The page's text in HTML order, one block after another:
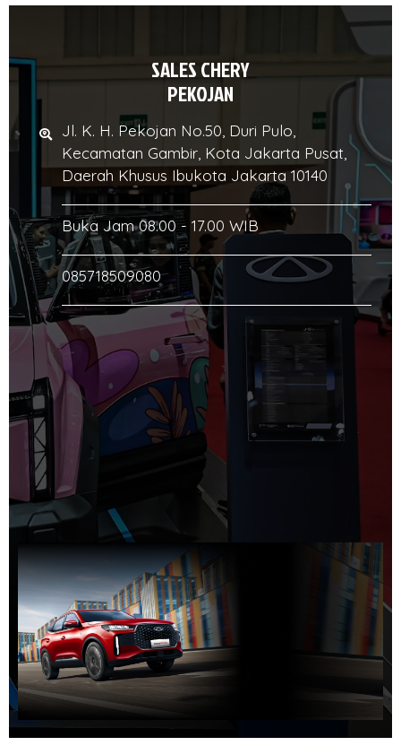
SALES CHERY
PEKOJAN
Jl. K. H. Pekojan No.50, Duri Pulo,
Kecamatan Gambir, Kota Jakarta Pusat,
Daerah Khusus Ibukota Jakarta 10140
Buka Jam 08.00 - 17.00 WIB
085718509080